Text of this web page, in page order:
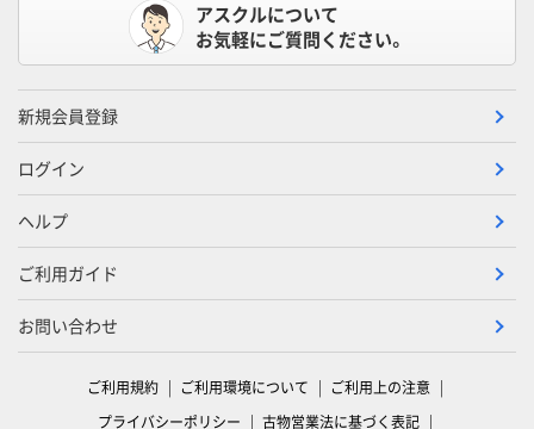
アスクルについて
お気軽にご質問ください。
新規会員登録
ログイン
ヘルプ
ご利用ガイド
お問い合わせ
ご利用規約 ご利用環境について
ご利用上の注意
プライバシーポリシー
古物営業法に基づく表記